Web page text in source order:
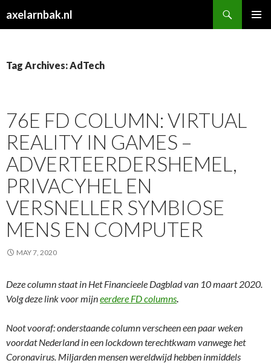
axelarnbak.nl
Tag Archives: AdTech
76E FD COLUMN: VIRTUAL
REALITY IN GAMES –
ADVERTEERDERSHEMEL,
PRIVACYHEL EN
VERSNELLER SYMBIOSE
MENS EN COMPUTER
MAY 7, 2020
Deze column staat in Het Financieele Dagblad van 10 maart 2020.
Volg deze link voor mijneerdere FD columns.
Noot vooraf: onderstaande column verscheen een paar weken
voordat Nederland in een lockdown terechtkwam vanwege het
Coronavirus. Miljarden mensen wereldwijd hebben inmiddels